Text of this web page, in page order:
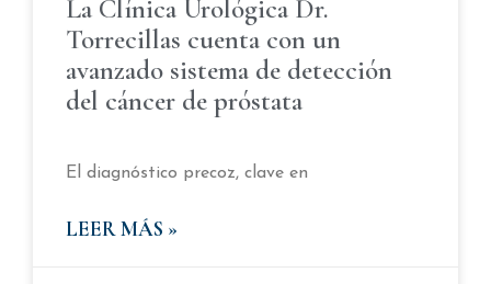
La Clínica Urológica Dr.
Torrecillas cuenta con un
avanzado sistema de detección
del cáncer de próstata
El diagnóstico precoz, clave en
LEER MÁS »